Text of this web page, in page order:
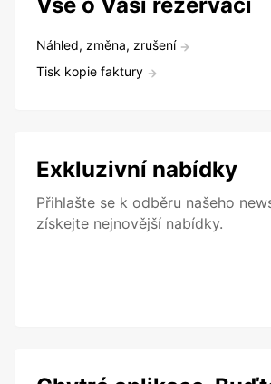
Vše o Vaší rezervaci
Náhled, změna, zrušení
Tisk kopie faktury
Exkluzivní nabídky
Přihlašte se k odběru našeho
získejte nejnovější nabídky.